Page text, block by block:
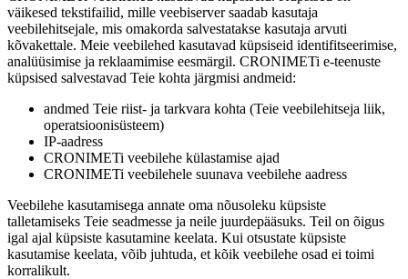
väikesed tekstifailid, mille veebiserver saadab kasutaja
veebilehitsejale, mis omakorda salvestatakse kasutaja arvuti
kõvakettale. Meie veebilehed kasutavad küpsiseid identifitseerimise,
analüüsimise ja reklaamimise eesmärgil. CRONIMETi e-teenuste
küpsised salvestavad Teie kohta järgmisi andmeid:
andmed Teie riist- ja tarkvara kohta (Teie veebilehitseja liik,
operatsioonisüsteem)
IP-aadress
CRONIMETi veebilehe külastamise ajad
CRONIMETi veebilehele suunava veebilehe aadress
Veebilehe kasutamisega annate oma nõusoleku küpsiste
talletamiseks Teie seadmesse ja neile juurdepääsuks. Teil on õigus
igal ajal küpsiste kasutamine keelata. Kui otsustate küpsiste
kasutamise keelata, võib juhtuda, et kõik veebilehe osad ei toimi
korralikult.